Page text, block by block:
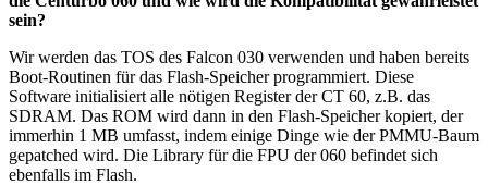
sein?
Wir werden das TOS des Falcon 030 verwenden und haben bereits
Boot-Routinen für das Flash-Speicher programmiert. Diese
Software initialisiert alle nötigen Register der CT 60, z.B. das
SDRAM. Das ROM wird dann in den Flash-Speicher kopiert, der
immerhin 1 MB umfasst, indem einige Dinge wie der PMMU-Baum
gepatched wird. Die Library für die FPU der 060 befindet sich
ebenfalls im Flash.